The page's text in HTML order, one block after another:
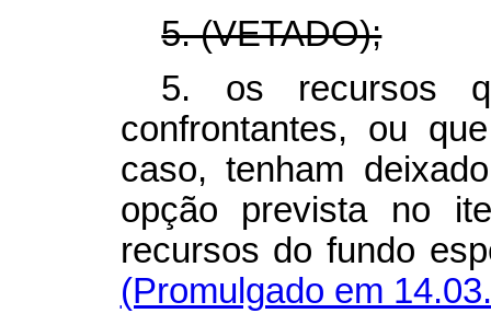
5. (VETADO);
5. os recursos
confrontantes, ou
caso, tenham
opção prevista no
recursos do fundo
(Promulgado em